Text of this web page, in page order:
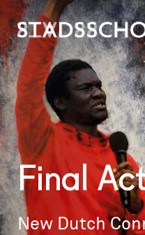
Final
New Dutch